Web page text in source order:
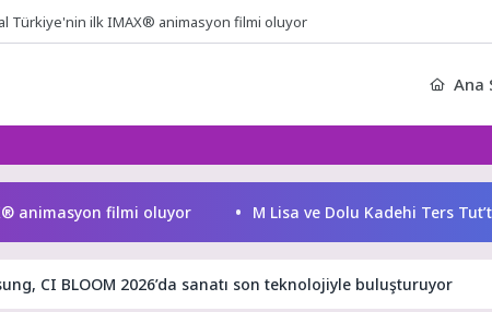
Türkiye'nin ilk IMAX® animasyon filmi oluyor
Ana
filmi oluyor M Lisa ve Dolu Kadehi Ters
CI BLOOM 2026’da sanatı son teknolojiyle buluşturuyor